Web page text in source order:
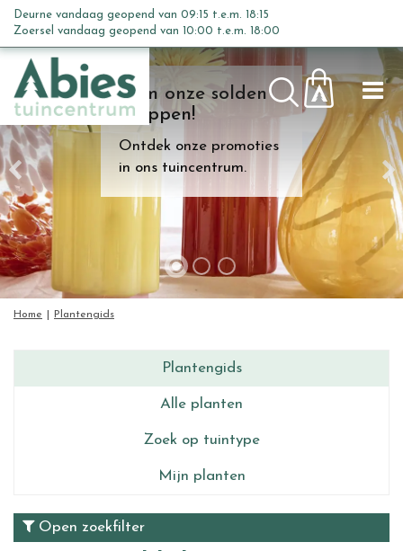
n
c
o
n
t
e
n
t
Kom onze solden
shoppen!
Ontdek onze promoties
in ons tuincentrum.
Home Plantengids
Deurne vandaag geopend van 09:15 t.e.m. 18:15
Zoersel vandaag geopend van 10:00 t.e.m. 18:00
Plantengids
Alle planten
Zoek op tuintype
Mijn planten
Open zoekfilter